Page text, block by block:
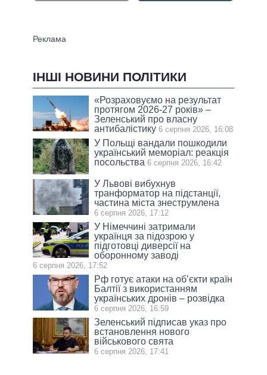
ІНШІ НОВИНИ ПОЛІТИКИ
«Розраховуємо на результат
протягом 2026-27 років» –
Зеленський про власну
антибалістику 6 серпня 2026, 16:08
У Польщі вандали пошкодили
український меморіал: реакція
посольства 6 серпня 2026, 16:42
У Львові вибухнув
транформатор на підстанції,
частина міста знеструмлена
6 серпня 2026, 17:12
У Німеччині затримали
українця за підозрою у
підготовці диверсії на
оборонному заводі
6 серпня 2026, 17:52
Рф готує атаки на об’єкти країн
Балтії з використанням
українських дронів – розвідка
6 серпня 2026, 16:59
Зеленський підписав указ про
встановлення нового
військового свята
6 серпня 2026, 17:41